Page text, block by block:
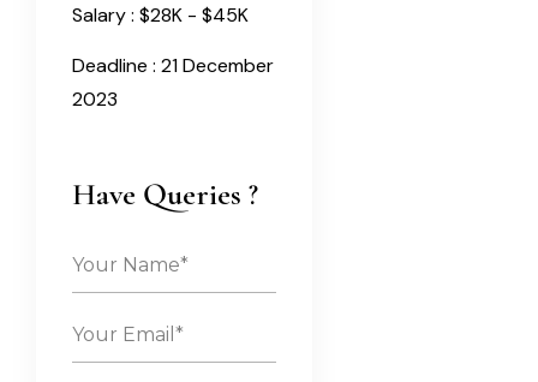
Salary : $28K - $45K
Deadline : 21 December
2023
Have Queries ?